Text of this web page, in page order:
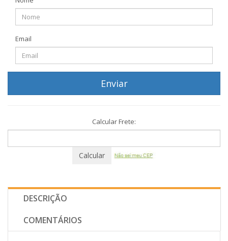
Email
Enviar
Calcular Frete:
Calcular
DESCRIÇÃO
COMENTÁRIOS